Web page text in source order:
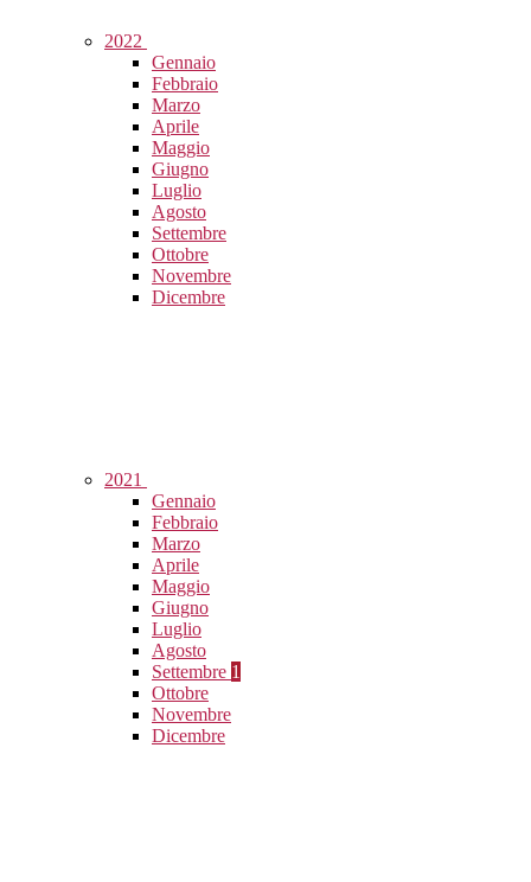
2022
Gennaio
Febbraio
Marzo
Aprile
Maggio
Giugno
Luglio
Agosto
Settembre
Ottobre
Novembre
Dicembre
2021
Gennaio
Febbraio
Marzo
Aprile
Maggio
Giugno
Luglio
Agosto
Settembre 1
Ottobre
Novembre
Dicembre